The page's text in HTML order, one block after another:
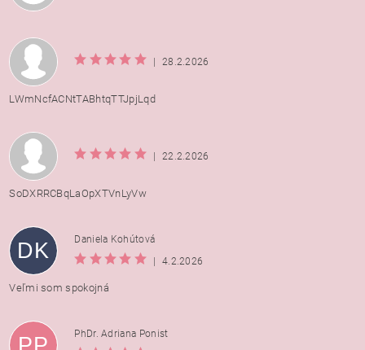
| 28.2.2026
LWmNcfACNtTABhtqTTJpjLqd
| 22.2.2026
SoDXRRCBqLaOpXTVnLyVw
DK
Daniela Kohútová
|
4.2.2026
Veľmi som spokojná
PP
PhDr. Adriana Ponist